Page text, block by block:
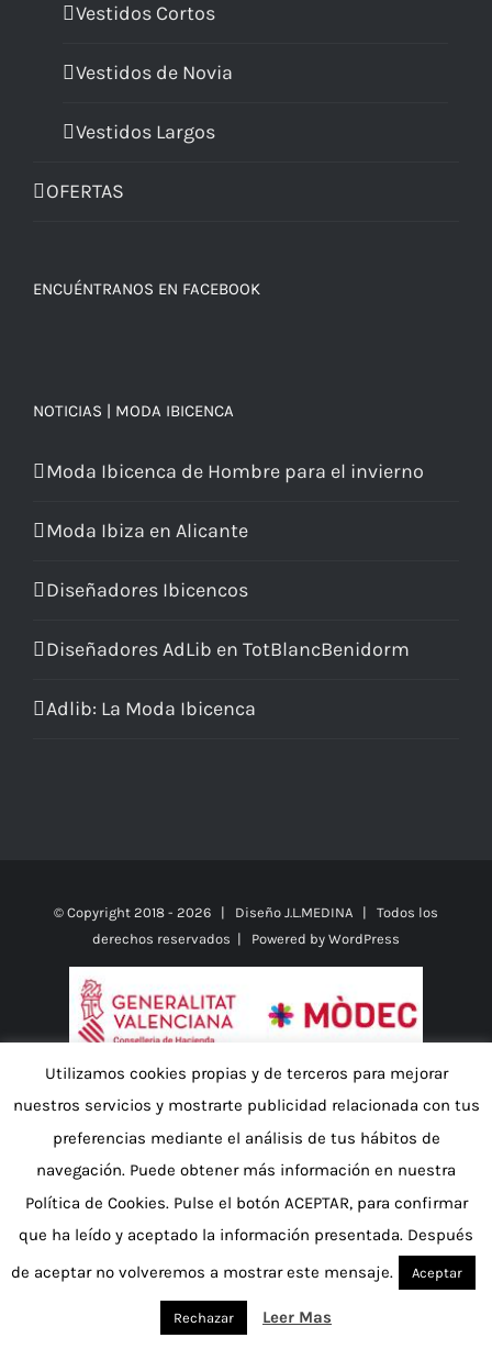
Vestidos Cortos
Vestidos de Novia
Vestidos Largos
OFERTAS
ENCUÉNTRANOS EN FACEBOOK
NOTICIAS | MODA IBICENCA
Moda Ibicenca de Hombre para el invierno
Moda Ibiza en Alicante
Diseñadores Ibicencos
Diseñadores AdLib en TotBlancBenidorm
Adlib: La Moda Ibicenca
© Copyright 2018 - 2026 | Diseño J.L.MEDINA | Todos los
derechos reservados | Powered by WordPress
La empresa JUANA LOPEZ ROMERO (TOT BLANC BENIDORM) ha
recibido de la GENERALITAT VALENCIANA en respuesta a la
Utilizamos cookies propias y de terceros para mejorar
nuestros servicios y mostrarte publicidad relacionada con tus
preferencias mediante el análisis de tus hábitos de
navegación. Puede obtener más información en nuestra
Política de Cookies. Pulse el botón ACEPTAR, para confirmar
que ha leído y aceptado la información presentada. Después
de aceptar no volveremos a mostrar este mensaje.
Aceptar
Rechazar Leer Mas